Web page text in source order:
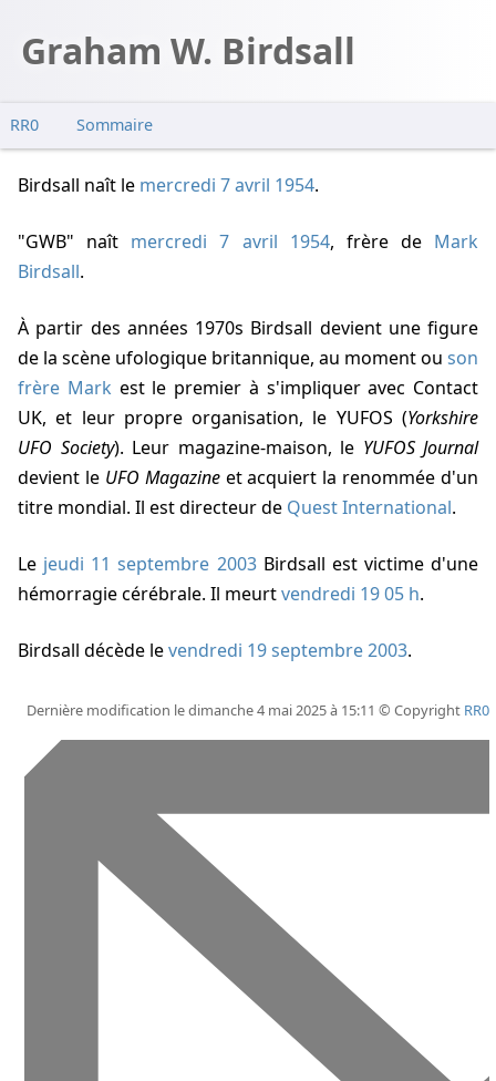
Graham W. Birdsall
RR0 Sommaire
Birdsall naît le mercredi 7 avril 1954.
"GWB" naît mercredi 7 avril 1954, frère de Mark
Birdsall.
À partir des années 1970s Birdsall devient une figure
de la scène ufologique britannique, au moment ou son
frère Mark est le premier à s'impliquer avec Contact
UK, et leur propre organisation, le YUFOS (Yorkshire
UFO Society). Leur magazine-maison, le YUFOS Journal
devient le UFO Magazineet acquiert la renommée d'un
titre mondial. Il est directeur de Quest International.
Le jeudi 11 septembre 2003Birdsall est victime d'une
hémorragie cérébrale. Il meurtvendredi 19 05 h.
Birdsall décède levendredi 19 septembre 2003.
Dernière modification le dimanche 4 mai 2025 à 15:11 © Copyright RR0